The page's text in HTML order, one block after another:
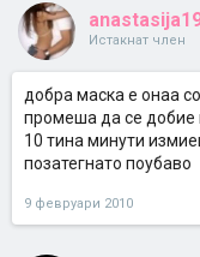
Истакнат член
добра маска е онаа
промеша да се добие
10 тина минути
позатегнато поубаво
9 февруари 2010